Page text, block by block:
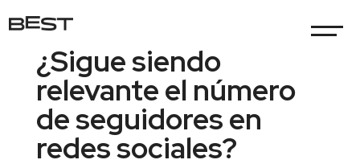
¿Sigue siendo
relevante el número
de seguidores en
redes sociales?